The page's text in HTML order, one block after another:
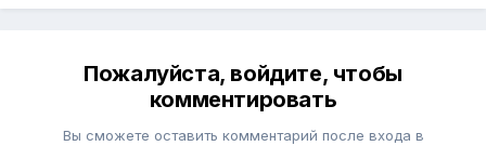
Пожалуйста, войдите, чтобы
комментировать
Вы сможете оставить комментарий после входа в